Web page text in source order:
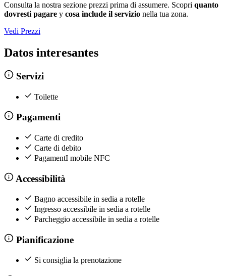
Consulta la nostra sezione prezzi prima di assumere. Scopri quanto
dovresti pagare y cosa include il servizio nella tua zona.
Vedi Prezzi
Datos interesantes
Servizi
Toilette
Pagamenti
Carte di credito
Carte di debito
PagamentI mobile NFC
Accessibilità
Bagno accessibile in sedia a rotelle
Ingresso accessibile in sedia a rotelle
Parcheggio accessibile in sedia a rotelle
Pianificazione
Si consiglia la prenotazione